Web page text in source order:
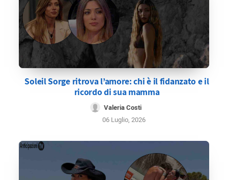
Soleil Sorge ritrova l’amore: chi è il fidanzato e il
ricordo di sua mamma
Valeria Costi
06 Luglio, 2026